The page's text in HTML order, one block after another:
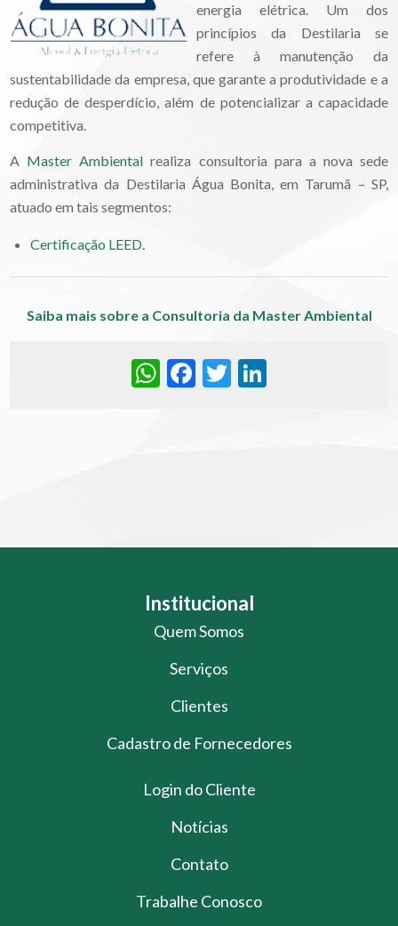
energia elétrica. Um dos
princípios da Destilaria se
refere à manutenção da
sustentabilidade da empresa, que garante a produtividade e a
redução de desperdício, além de potencializar a capacidade
competitiva.
A Master Ambiental realiza consultoria para a nova sede
administrativa da Destilaria Água Bonita, em Tarumã – SP,
atuado em tais segmentos:
Certificação LEED.
Saiba mais sobre a Consultoria da Master Ambiental
WhatsApp
Facebook
Twitter
Institucional
Quem Somos
Serviços
Clientes
Cadastro de Fornecedores
Login do Cliente
Notícias
Contato
Trabalhe Conosco